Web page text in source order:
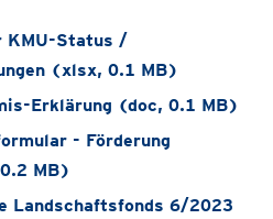
KMU-Status /
(xlsx, 0.1 MB)
Erklärung (doc, 0.1 MB)
- Förderung
MB)
Landschaftsfonds 6/2023